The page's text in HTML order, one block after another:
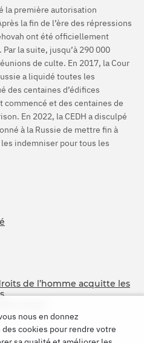
la première autorisation
la fin de l’ère des répressions
ont été officiellement
la suite, jusqu’à 290 000
de culte. En 2017, la Cour
a liquidé toutes les
des centaines d’édifices
et des centaines de
En 2022, la CEDH a disculpé
à la Russie de mettre fin à
indemniser pour tous les
de l’homme acquitte les
nous en donnez
cookies pour rendre votre